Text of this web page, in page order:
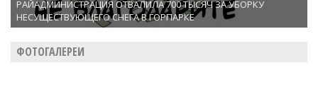
РАЙАДМИНИСТРАЦИЯ ОТВАЛИЛА 700 ТЫСЯЧ ЗА УБОРКУ
НЕСУЩЕСТВУЮЩЕГО СНЕГА В ГОРПАРКЕ
ФОТОГАЛЕРЕИ